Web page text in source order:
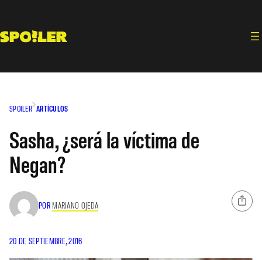
contenido
SPOILER ARTÍCULOS
Sasha, ¿será la víctima de
Negan?
POR MARIANO OJEDA
20 DE SEPTIEMBRE, 2016